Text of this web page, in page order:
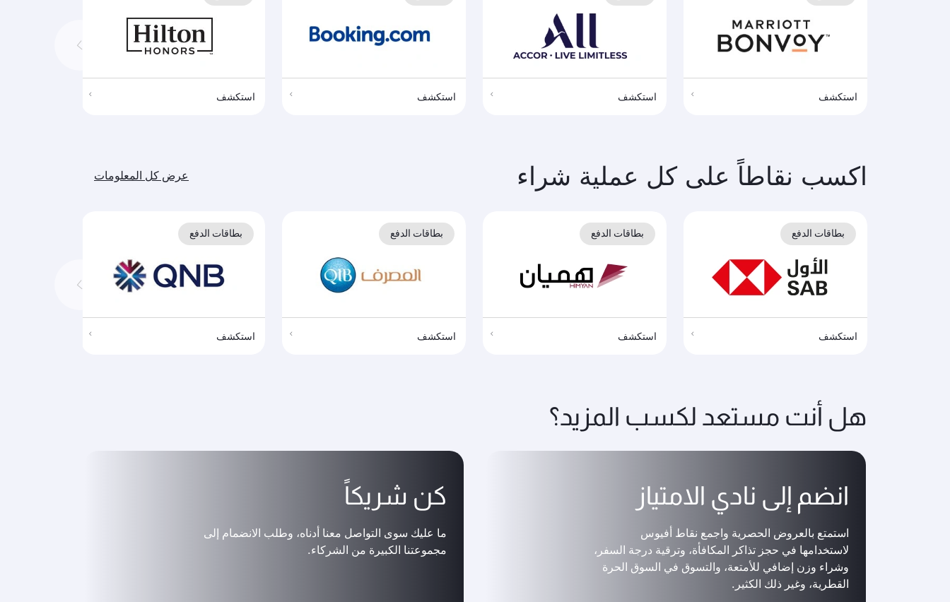
استكشف استكشف استكشف استكشف
اكسب نقاطاً على كل عملية شراء عرض كل المعلومات
استكشف
بطاقات الدفع
استكشف
بطاقات الدفع
استكشف
بطاقات الدفع
استكشف
بطاقات الدفع
هل أنت مستعد لكسب المزيد؟
كن شريكاً
ما عليك سوى التواصل معنا أدناه، وطلب الانضمام إلى
مجموعتنا الكبيرة من الشركاء.
انضم إلى نادي الامتياز
استمتع بالعروض الحصرية واجمع نقاط أفيوس
لاستخدامها في حجز تذاكر المكافأة، وترقية درجة السفر،
وشراء وزن إضافي للأمتعة، والتسوق في السوق الحرة
القطرية، وغير ذلك الكثير.